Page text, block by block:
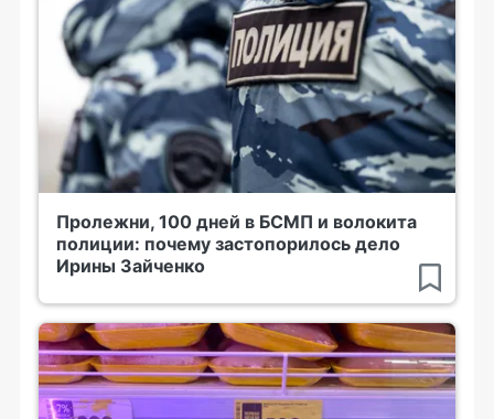
Пролежни, 100 дней в БСМП и волокита
полиции: почему застопорилось дело
Ирины Зайченко